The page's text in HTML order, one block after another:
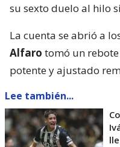
su sexto duelo al hilo
La cuenta se abrió a
Alfaro tomó un
potente y ajustado
Lee también...